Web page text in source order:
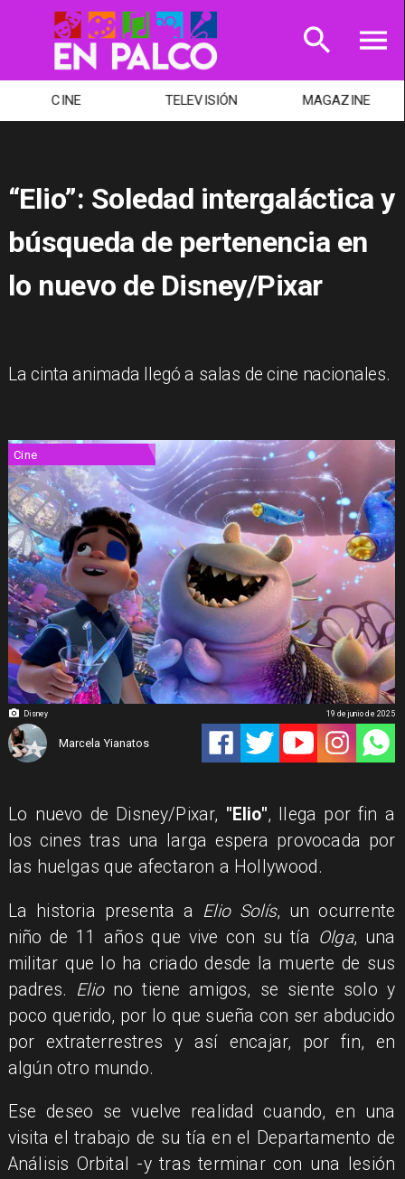
TELEVISIÓN MAGAZINE TEATRO
“Elio”: Soledad intergaláctica y
búsqueda de pertenencia en
lo nuevo de Disney/Pixar
La cinta animada llegó a salas de cine nacionales.
Disney
Cine
Marcela Yianatos
19 de junio de 2025
Lo nuevo de Disney/Pixar, "Elio", llega por fin a
los cines tras una larga espera provocada por
las huelgas que afectaron a Hollywood.
La historia presenta a Elio Solís, un ocurrente
niño de 11 años que vive con su tía Olga, una
militar que lo ha criado desde la muerte de sus
padres. Eliono tiene amigos, se siente solo y
poco querido, por lo que sueña con ser abducido
por extraterrestres y así encajar, por fin, en
algún otro mundo.
Ese deseo se vuelve realidad cuando, en una
visita el trabajo de su tía en el Departamento de
Análisis Orbital -y tras terminar con una lesión